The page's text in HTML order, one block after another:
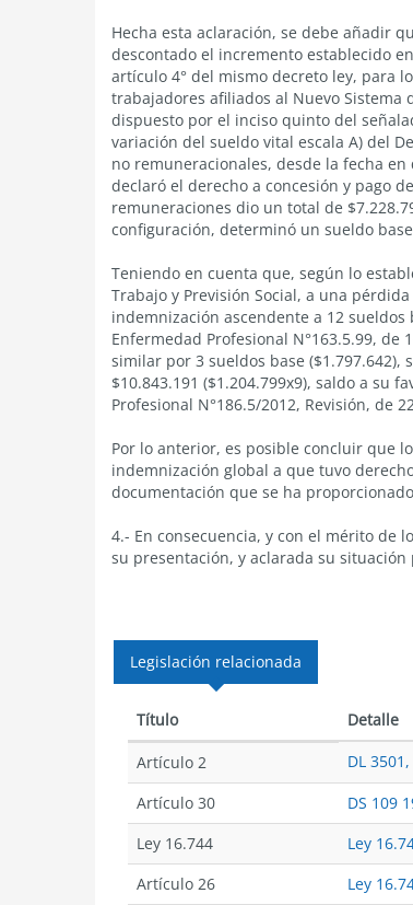
Hecha esta aclaración, se debe añadir
descontado el incremento establecido
artículo 4° del mismo decreto ley, para
trabajadores afiliados al Nuevo Sistema
dispuesto por el inciso quinto del
variación del sueldo vital escala A) del
no remuneracionales, desde la fecha
declaró el derecho a concesión y pago
remuneraciones dio un total de
configuración, determinó un sueldo
Teniendo en cuenta que, según lo
Trabajo y Previsión Social, a una
indemnización ascendente a 12
Enfermedad Profesional N°163.5.99,
similar por 3 sueldos base
$10.843.191 ($1.204.799x9), saldo a su
Profesional N°186.5/2012, Revisión, de
Por lo anterior, es posible concluir que
indemnización global a que tuvo
documentación que se ha
4.- En consecuencia, y con el mérito de
su presentación, y aclarada su situación
Legislación relacionada
Título Detalle
Artículo 2
DL
Artículo 30
DS 109
Ley 16.744
Ley
Artículo 26
Ley